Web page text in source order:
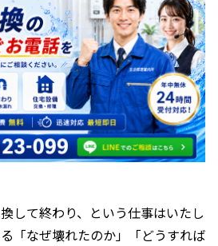
して終わり、という仕事はいたし
「なぜ壊れたのか」「どうすれば